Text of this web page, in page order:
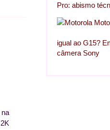
Pro: abismo
igual ao G15?
câmera Sony